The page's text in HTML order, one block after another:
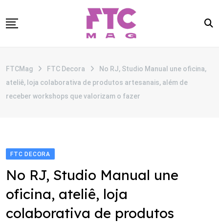
to
CATEGORIAS
ANUNCIE
FTCMag FTC Decora
No RJ, Studio Manual une oficina,
ateliê, loja colaborativa de produtos artesanais, além de
receber workshops que valorizam o fazer
FTC DECORA
No RJ, Studio Manual une
oficina, ateliê, loja
colaborativa de produtos